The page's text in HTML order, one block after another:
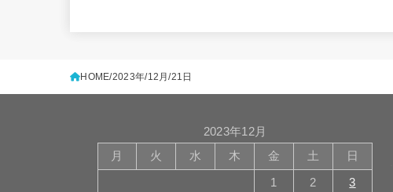
HOME 2023年 12月 21日
2023年12月
月
火 水 木 金 土 日
1 2 3